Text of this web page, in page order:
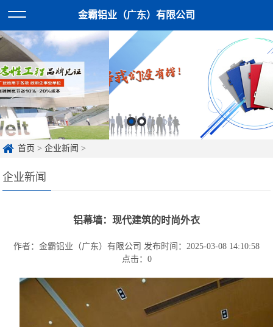
金霸铝业（广东）有限公司
首页 >企业新闻 >
企业新闻
铝幕墙：现代建筑的时尚外衣
作者：金霸铝业（广东）有限公司 发布时间：2025-03-08 14:10:58
点击： 0